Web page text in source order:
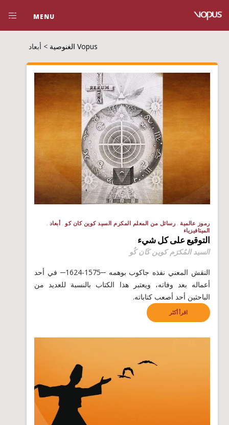
MENU
Vopus الغنوصية > أبعاد
رموز عالمية رسائل من المعلم المكرم السيد كوين كان كو
أبعاد
الميتافيزياء
التوقيع على كل شيء
السيد المُكرَم كوين كَان كُو
النقش المعني نفذه جاكوب بوهمه ─1575-1624─ في أحد
أعماله بعد وفاته، ويعتبر هذا الكتاب بالنسبة للعديد من
الباحثين أحد أصعب كتاباته.
اقرأ أكثر